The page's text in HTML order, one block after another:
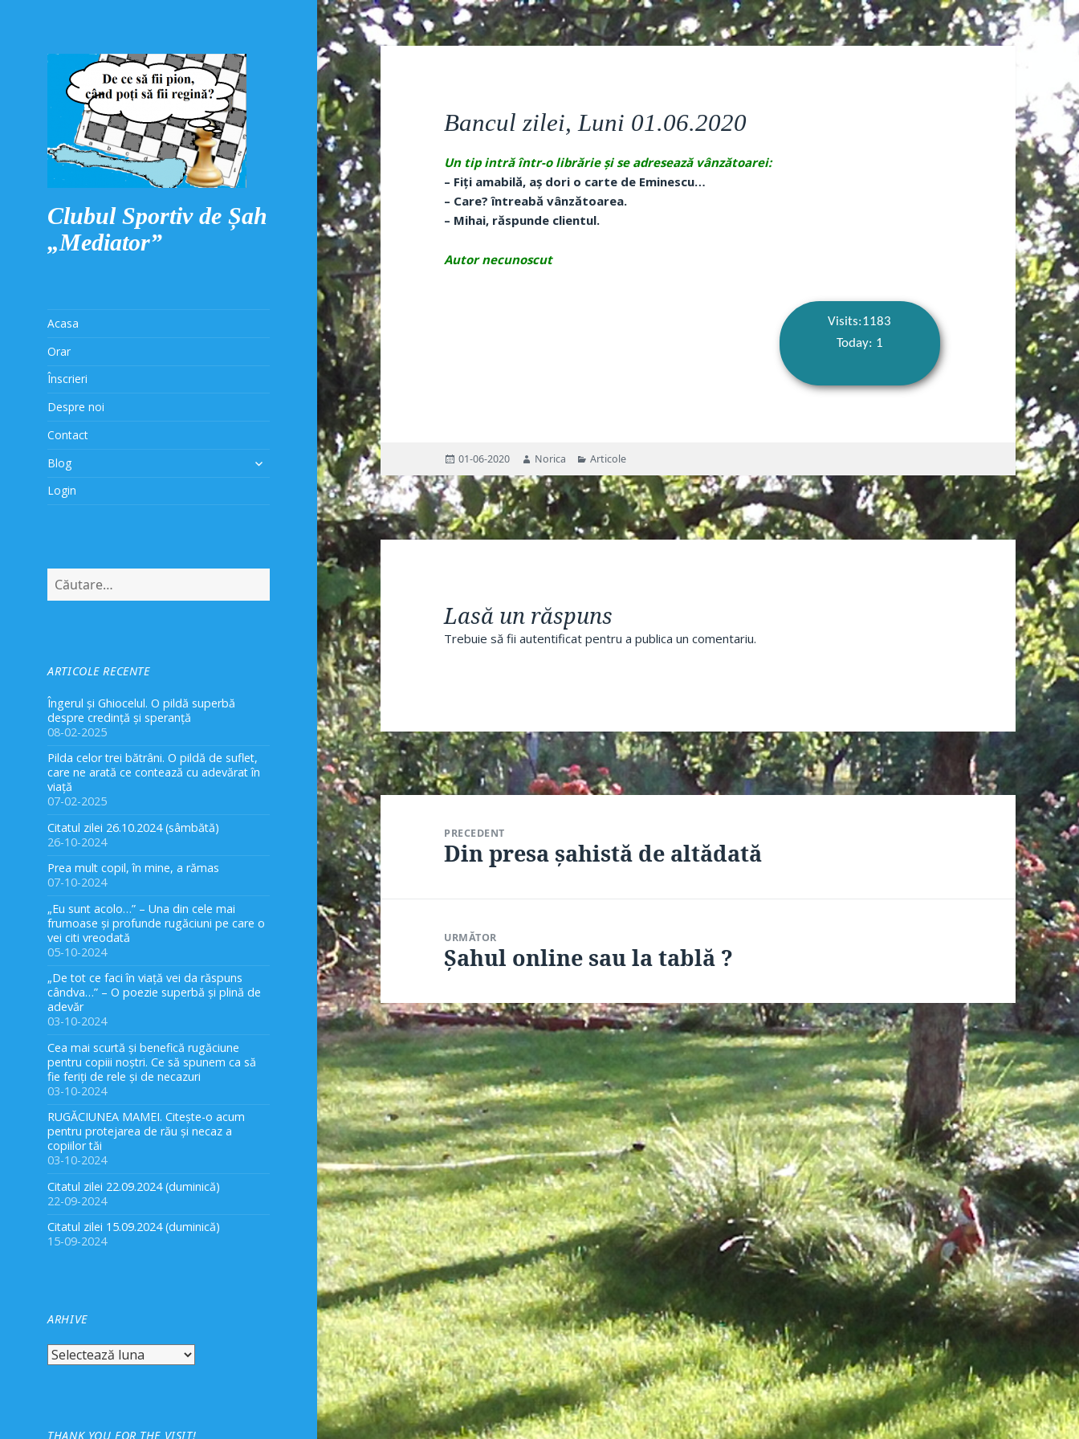
Clubul Sportiv de Șah
„Mediator”
Acasa
Orar
Înscrieri
Despre noi
Contact
Blog
extinde
Login
după:
ARTICOLE RECENTE
Îngerul și Ghiocelul. O pildă superbă
despre credință și speranță
08-02-2025
Pilda celor trei bătrâni. O pildă de suflet,
care ne arată ce contează cu adevărat în
viață
07-02-2025
Citatul zilei 26.10.2024 (sâmbătă)
26-10-2024
Prea mult copil, în mine, a rămas
07-10-2024
„Eu sunt acolo…” – Una din cele mai
frumoase și profunde rugăciuni pe care o
vei citi vreodată
05-10-2024
„De tot ce faci în viață vei da răspuns
cândva…” – O poezie superbă și plină de
adevăr
03-10-2024
Cea mai scurtă și benefică rugăciune
pentru copiii noștri. Ce să spunem ca să
fie feriți de rele și de necazuri
03-10-2024
RUGĂCIUNEA MAMEI. Citește-o acum
pentru protejarea de rău și necaz a
copiilor tăi
03-10-2024
Citatul zilei 22.09.2024 (duminică)
22-09-2024
Citatul zilei 15.09.2024 (duminică)
15-09-2024
ARHIVE
Arhive
THANK YOU FOR THE VISIT!
Bancul zilei, Luni 01.06.2020
Un tip intră într-o librărie și se adresează vânzătoarei:
– Fiți amabilă, aș dori o carte de Eminescu…
– Care? întreabă vânzătoarea.
– Mihai, răspunde clientul.
Autor necunoscut
Visits:1183
Today: 1
Publicat
pe
01-06-2020 Autor
Norica Categorii
Articole
Lasă un răspuns
Trebuie să fiiautentificat pentru a publica un comentariu.
Navigare
în
articole
PRECEDENT
Articolul
anterior:
Din presa șahistă de altădată
URMĂTOR
Articolul
următor:
Șahul online sau la tablă ?